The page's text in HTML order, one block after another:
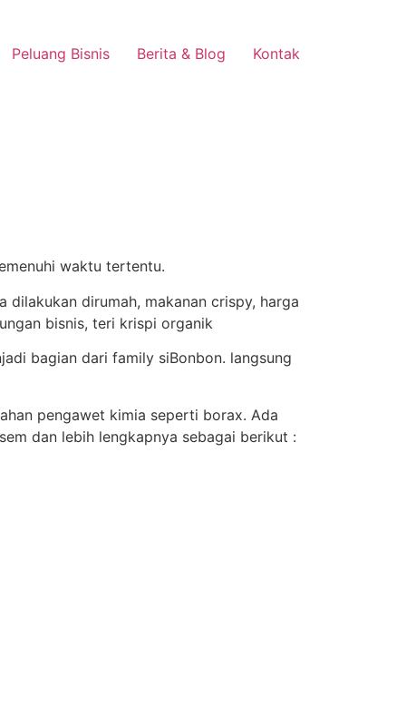
Peluang Bisnis Berita & Blog Kontak
waktu tertentu.
bagian dari family siBonbon. langsung
pengawet kimia seperti borax. Ada
dan lebih lengkapnya sebagai berikut :